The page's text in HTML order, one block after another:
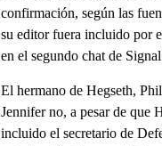
confirmación, según las
su editor fuera incluido por
en el segundo chat de
El hermano de Hegseth,
Jennifer no, a pesar de que
incluido el secretario de